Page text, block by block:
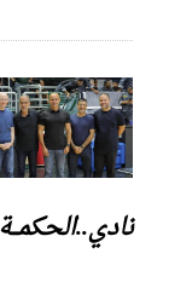
نادي..الحكمـــة² 90